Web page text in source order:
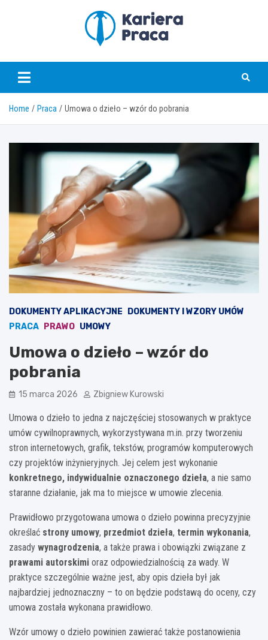
karierapraca.pl
Home Praca Umowa o dzieło – wzór do pobrania
DOKUMENTY APLIKACYJNE
DOKUMENTY I WZORY UMÓW
PRACA
PRAWO UMOWY
Umowa o dzieło – wzór do
pobrania
15 marca 2026 Zbigniew Kurowski
Umowa o dzieło to jedna z najczęściej stosowanych w praktyce
umów cywilnoprawnych, wykorzystywana m.in. przy tworzeniu
stron internetowych, grafik, tekstów, programów komputerowych
czy projektów inżynieryjnych. Jej celem jest wykonanie
konkretnego, indywidualnie oznaczonego dzieła, a nie samo
staranne działanie, jak ma to miejsce w umowie zlecenia.
Prawidłowo przygotowana umowa o dzieło powinna precyzyjnie
określać strony umowy, przedmiot dzieła, termin wykonania,
zasady wynagrodzenia, a także prawa i obowiązki związane z
prawami autorskimi oraz odpowiedzialnością za wady. W
praktyce szczególnie ważne jest, aby opis dzieła był jak
najbardziej jednoznaczny – to on będzie podstawą do oceny, czy
umowa została wykonana prawidłowo.
Wzór umowy o dzieło powinien zawierać także postanowienia